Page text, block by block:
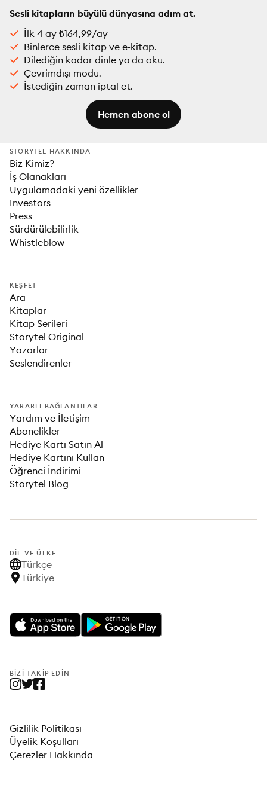
Sesli kitapların büyülü dünyasına adım at.
İlk 4 ay ₺164,99/ay
Binlerce sesli kitap ve e-kitap.
Dilediğin kadar dinle ya da oku.
Çevrimdışı modu.
İstediğin zaman iptal et.
Hemen abone ol
STORYTEL HAKKINDA
Biz Kimiz?
İş Olanakları
Uygulamadaki yeni özellikler
Investors
Press
Sürdürülebilirlik
Whistleblow
KEŞFET
Ara
Kitaplar
Kitap Serileri
Storytel Original
Yazarlar
Seslendirenler
YARARLI BAĞLANTILAR
Yardım ve İletişim
Abonelikler
Hediye Kartı Satın Al
Hediye Kartını Kullan
Öğrenci İndirimi
Storytel Blog
DIL VE ÜLKE
Türkçe
Türkiye
BIZI TAKIP EDIN
Gizlilik Politikası
Üyelik Koşulları
Çerezler Hakkında